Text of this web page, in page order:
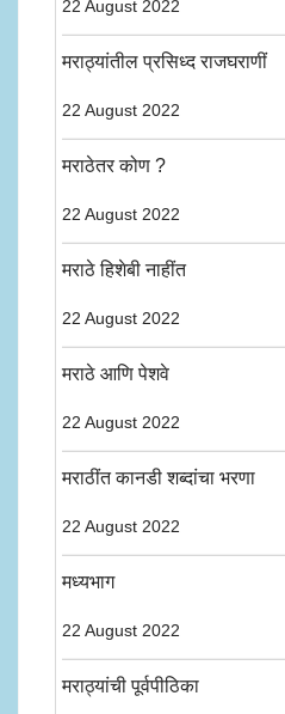
22 August 2022
मराठ्यांतील प्रसिध्द राजघराणीं
22 August 2022
मराठेतर कोण ?
22 August 2022
मराठे हिशेबी नाहींत
22 August 2022
मराठे आणि पेशवे
22 August 2022
मराठींत कानडी शब्दांचा भरणा
22 August 2022
मध्यभाग
22 August 2022
मराठ्यांची पूर्वपीठिका